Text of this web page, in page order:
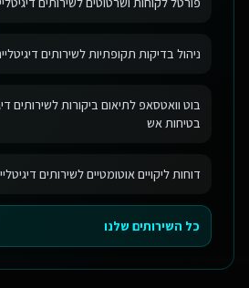
ניהול בדיקות תקופתיות לשירותים
בוט וואטסאפ לתיאום ביקורות לשירותים
בטיחות אש
דוחות ליקויים אוטומטיים לשירותים
כל השירותים שלנו